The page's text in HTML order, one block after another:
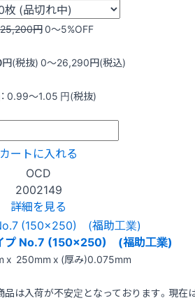
円0〜5%OFF
円(税抜) 0〜26,290円(税込)
0.99〜1.05 円(税抜)
カートに入れる
OCD
2002149
詳細を見る
プ No.7 (150x250) (福助工業)
x 250mm x (厚み)0.075mm
は入荷が不安定となっております。現在